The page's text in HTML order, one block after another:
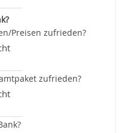
Preisen zufrieden?
zufrieden?